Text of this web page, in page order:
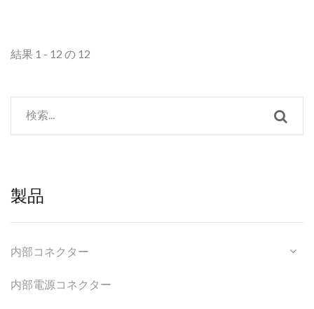
たは非プッシュブロックの
結果 1 - 12 の 12
製品
内部コネクター
内部電源コネクター